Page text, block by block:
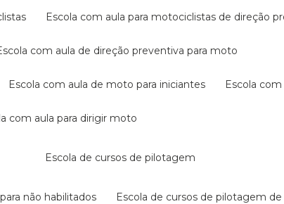
escola com aula para motociclistas de direção
escola com aula de direção preventiva para moto
escola com aula de moto para iniciantes escola
com aula para dirigir moto
escola de cursos de pilotagem
não habilitados escola de cursos de pilotagem